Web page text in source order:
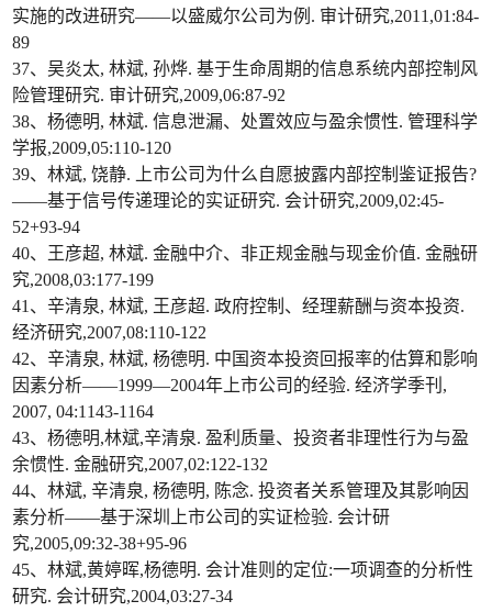
实施的改进研究——以盛威尔公司为例. 审计研究,2011,01:84-
89
37、吴炎太, 林斌, 孙烨. 基于生命周期的信息系统内部控制风
险管理研究. 审计研究,2009,06:87-92
38、杨德明, 林斌. 信息泄漏、处置效应与盈余惯性. 管理科学
学报,2009,05:110-120
39、林斌, 饶静. 上市公司为什么自愿披露内部控制鉴证报告?
——基于信号传递理论的实证研究. 会计研究,2009,02:45-
52+93-94
40、王彦超, 林斌. 金融中介、非正规金融与现金价值. 金融研
究,2008,03:177-199
41、辛清泉, 林斌, 王彦超. 政府控制、经理薪酬与资本投资.
经济研究,2007,08:110-122
42、辛清泉, 林斌, 杨德明. 中国资本投资回报率的估算和影响
因素分析——1999—2004年上市公司的经验. 经济学季刊,
2007, 04:1143-1164
43、杨德明,林斌,辛清泉. 盈利质量、投资者非理性行为与盈
余惯性. 金融研究,2007,02:122-132
44、林斌, 辛清泉, 杨德明, 陈念. 投资者关系管理及其影响因
素分析——基于深圳上市公司的实证检验. 会计研
究,2005,09:32-38+95-96
45、林斌,黄婷晖,杨德明. 会计准则的定位:一项调查的分析性
研究. 会计研究,2004,03:27-34